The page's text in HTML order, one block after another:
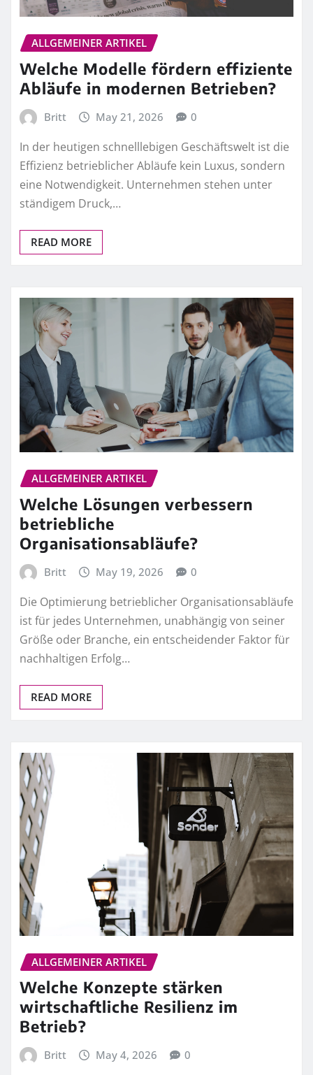
ALLGEMEINER ARTIKEL
Welche Modelle fördern effiziente
Abläufe in modernen Betrieben?
Britt May 21, 2026 0
In der heutigen schnelllebigen Geschäftswelt ist die
Effizienz betrieblicher Abläufe kein Luxus, sondern
eine Notwendigkeit. Unternehmen stehen unter
ständigem Druck,…
READ MORE
ALLGEMEINER ARTIKEL
Welche Lösungen verbessern
betriebliche
Organisationsabläufe?
Britt May 19, 2026 0
Die Optimierung betrieblicher Organisationsabläufe
ist für jedes Unternehmen, unabhängig von seiner
Größe oder Branche, ein entscheidender Faktor für
nachhaltigen Erfolg…
READ MORE
ALLGEMEINER ARTIKEL
Welche Konzepte stärken
wirtschaftliche Resilienz im
Betrieb?
Britt May 4, 2026 0